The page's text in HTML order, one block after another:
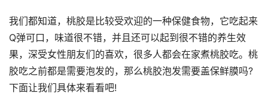
我们都知道，桃胶是比较受欢迎的一种保健食物，它吃起来
Q弹可口，味道很不错，并且还可以起到很不错的养生效
果，深受女性朋友们的喜欢，很多人都会在家煮桃胶吃。桃
胶吃之前都是需要泡发的，那么桃胶泡发需要盖保鲜膜吗?
下面让我们具体来看看吧!